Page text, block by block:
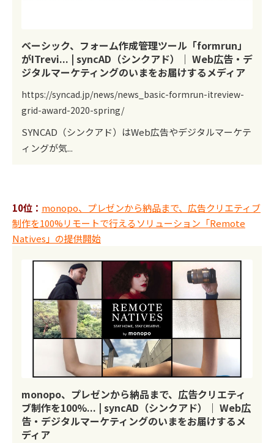
ベーシック、フォーム作成管理ツール「formrun」
がITrevi... | syncAD（シンクアド）｜ Web広告・デ
ジタルマーケティングのいまをお届けするメディア
https://syncad.jp/news/news_basic-formrun-itreview-
grid-award-2020-spring/
SYNCAD（シンクアド）はWeb広告やデジタルマーケテ
ィングが気...
10位： monopo、プレゼンから納品まで、広告クリエティブ
制作を100%リモートで行えるソリューション「Remote
Natives」の提供開始
monopo、プレゼンから納品まで、広告クリエティ
ブ制作を100%... | syncAD（シンクアド）｜ Web広
告・デジタルマーケティングのいまをお届けするメ
ディア